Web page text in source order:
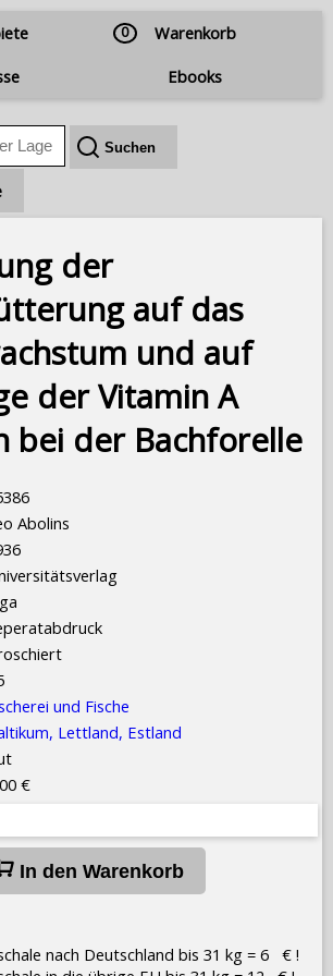
0
Warenkorb
Ebooks
der
auf das
und auf
der Vitamin A
bei der Bachforelle
Abolins
und Fische
Lettland, Estland
€
In den Warenkorb
nach Deutschland bis 31 kg = 6 € !